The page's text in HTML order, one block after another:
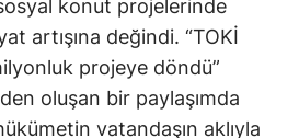
konut projelerinde
artışına değindi. “TOKİ
projeye döndü”
oluşan bir paylaşımda
vatandaşın aklıyla